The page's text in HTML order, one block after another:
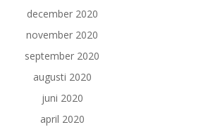
december 2020
november 2020
september 2020
augusti 2020
juni 2020
april 2020